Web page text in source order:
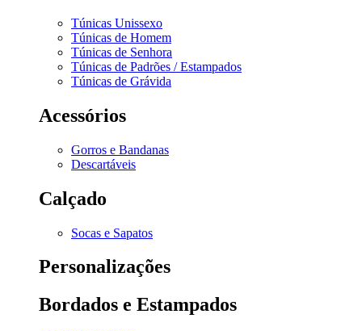
Túnicas Unissexo
Túnicas de Homem
Túnicas de Senhora
Túnicas de Padrões / Estampados
Túnicas de Grávida
Acessórios
Gorros e Bandanas
Descartáveis
Calçado
Socas e Sapatos
Personalizações
Bordados e Estampados